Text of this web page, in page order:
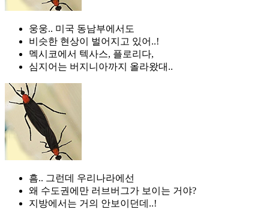
웅웅.. 미국 동남부에서도
비슷한 현상이 벌어지고 있어..!
멕시코에서 텍사스, 플로리다,
심지어는 버지니아까지 올라왔대..
흠.. 그런데 우리나라에선
왜 수도권에만 러브버그가 보이는 거야?
지방에서는 거의 안보이던데..!